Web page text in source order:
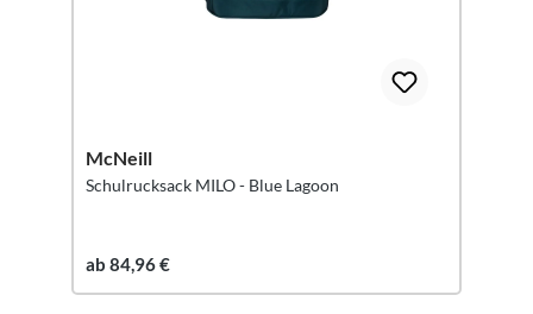
McNeill
Schulrucksack MILO - Blue Lagoon
ab 84,96 €